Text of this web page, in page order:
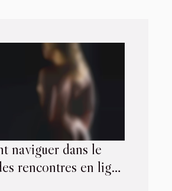
naviguer dans le
rencontres en ligne